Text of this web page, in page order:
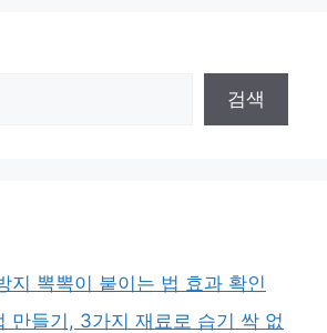
검색
지 뽁뽁이 붙이는 법 효과 확인
만들기, 3가지 재료로 습기 싹 없